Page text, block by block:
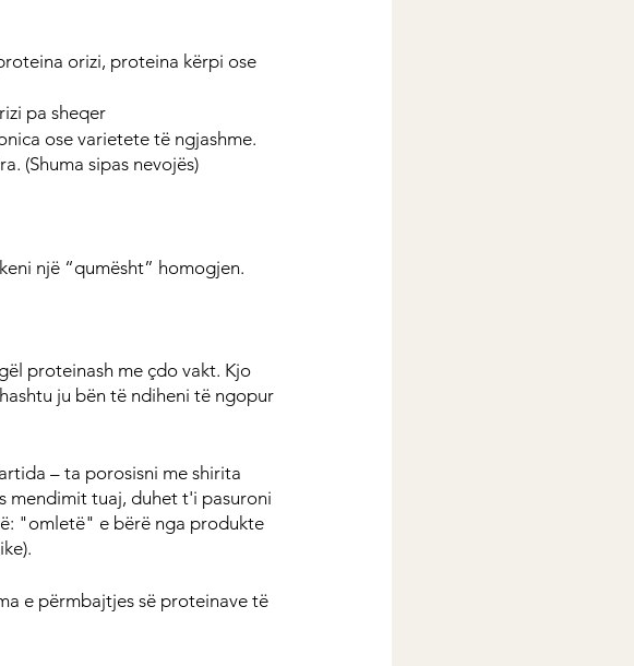
orizi, proteina kërpi ose
pa sheqer
ose varietete të ngjashme.
(Shuma sipas nevojës)
një “qumësht” homogjen.
proteinash me çdo vakt. Kjo
ju bën të ndiheni të ngopur
– ta porosisni me shirita
mendimit tuaj, duhet t'i pasuroni
"omletë" e bërë nga produkte
e përmbajtjes së proteinave të